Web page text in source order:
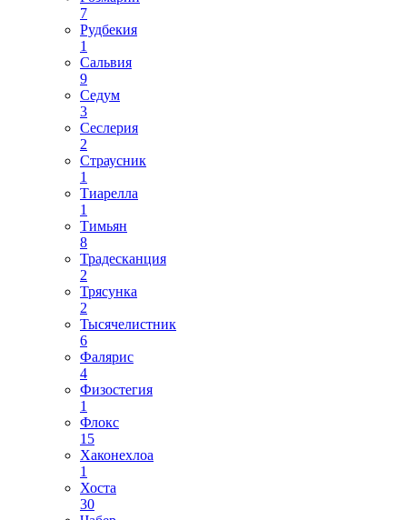
7
Рудбекия
1
Сальвия
9
Седум
3
Сеслерия
2
Страусник
1
Тиарелла
1
Тимьян
8
Традесканция
2
Трясунка
2
Тысячелистник
6
Фалярис
4
Физостегия
1
Флокс
15
Хаконехлоа
1
Хоста
30